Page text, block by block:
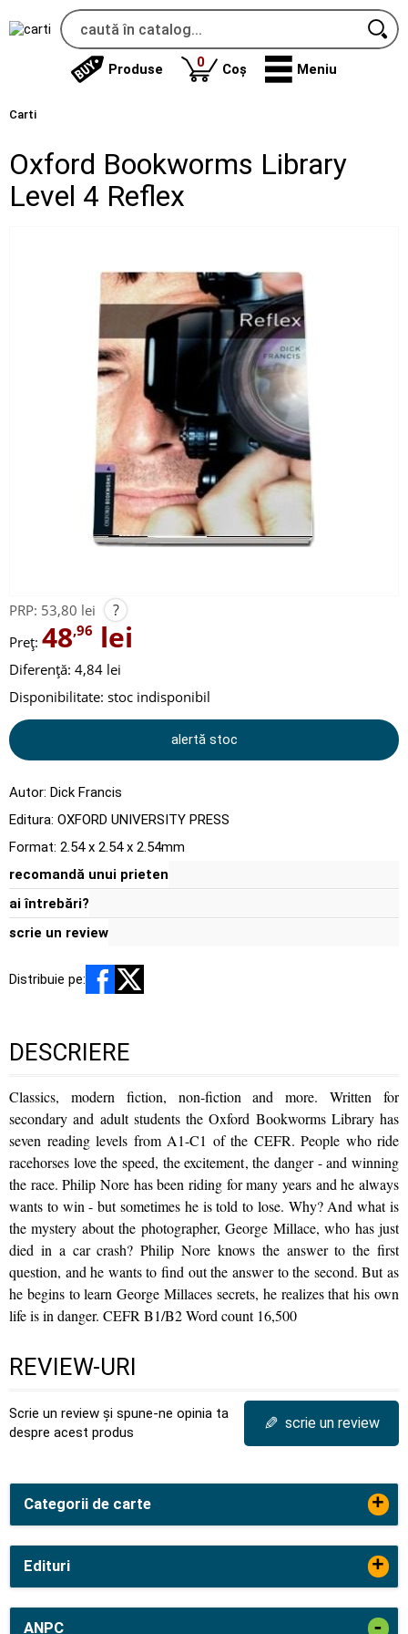
Produse 0produse
Coș Meniu
Carti
Categorii de carte +
Edituri +
ANPC -
Oxford Bookworms Library
Level 4 Reflex
PRP: 53,80 lei ?
Preț: 48,96 lei
Diferență: 4,84 lei
Disponibilitate: stoc indisponibil
alertă stoc
Autor: Dick Francis
Editura: OXFORD UNIVERSITY PRESS
Format: 2.54 x 2.54 x 2.54mm
recomandă unui prieten
ai întrebări?
scrie un review
Distribuie pe:
DESCRIERE
Classics, modern fiction, non-fiction and more. Written for
secondary and adult students the Oxford Bookworms Library has
seven reading levels from A1-C1 of the CEFR. People who ride
racehorses love the speed, the excitement, the danger - and winning
the race. Philip Nore has been riding for many years and he always
wants to win - but sometimes he is told to lose. Why? And what is
the mystery about the photographer, George Millace, who has just
died in a car crash? Philip Nore knows the answer to the first
question, and he wants to find out the answer to the second. But as
he begins to learn George Millaces secrets, he realizes that his own
life is in danger. CEFR B1/B2 Word count 16,500
REVIEW-URI
Scrie un review și spune-ne opinia ta
despre acest produs
✎ scrie un review